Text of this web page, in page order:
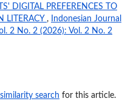
DIGITAL PREFERENCES TO
LITERACY ,
Indonesian Journal
2 No. 2 (2026): Vol. 2 No. 2
search for this article.